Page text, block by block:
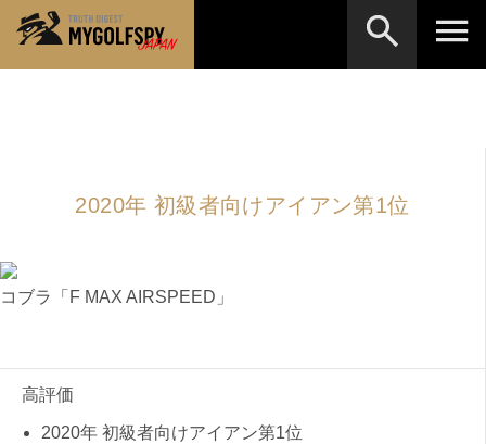
2020年 初級者向けアイアン第1位
コブラ「F MAX AIRSPEED」
高評価
2020年 初級者向けアイアン第1位
HOW TO ゴルフ上達・実践テクニック
Golf News ゴルフニュース
DRIVERS
FAIRWAY WOODS フェアウェイウッド
※メーカー名やクラブ名など、検索したい事柄を入